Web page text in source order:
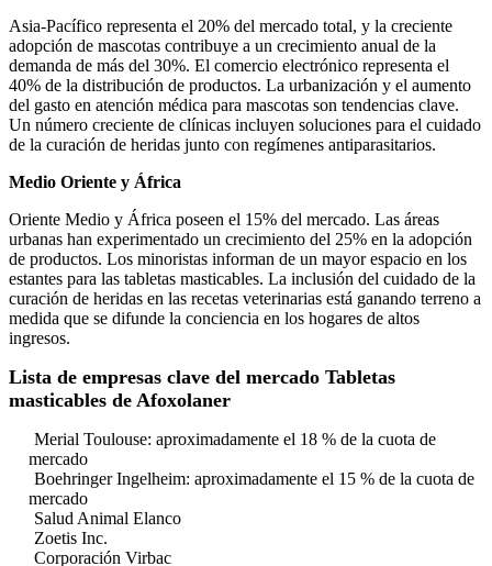
Asia-Pacífico representa el 20% del mercado total, y la creciente
adopción de mascotas contribuye a un crecimiento anual de la
demanda de más del 30%. El comercio electrónico representa el
40% de la distribución de productos. La urbanización y el aumento
del gasto en atención médica para mascotas son tendencias clave.
Un número creciente de clínicas incluyen soluciones para el cuidado
de la curación de heridas junto con regímenes antiparasitarios.
Medio Oriente y África
Oriente Medio y África poseen el 15% del mercado. Las áreas
urbanas han experimentado un crecimiento del 25% en la adopción
de productos. Los minoristas informan de un mayor espacio en los
estantes para las tabletas masticables. La inclusión del cuidado de la
curación de heridas en las recetas veterinarias está ganando terreno a
medida que se difunde la conciencia en los hogares de altos
ingresos.
Lista de empresas clave del mercado Tabletas
masticables de Afoxolaner
Merial Toulouse: aproximadamente el 18 % de la cuota de
mercado
Boehringer Ingelheim: aproximadamente el 15 % de la cuota de
mercado
Salud Animal Elanco
Zoetis Inc.
Corporación Virbac